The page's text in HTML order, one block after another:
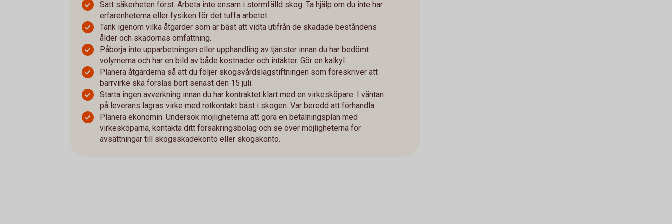
Sätt säkerheten först. Arbeta inte ensam i stormfälld skog. Ta hjälp om du inte har
erfarenheterna eller fysiken för det tuffa arbetet.
Tänk igenom vilka åtgärder som är bäst att vidta utifrån de skadade beståndens
ålder och skadornas omfattning.
Påbörja inte upparbetningen eller upphandling av tjänster innan du har bedömt
volymerna och har en bild av både kostnader och intäkter. Gör en kalkyl.
Planera åtgärderna så att du följer skogsvårdslagstiftningen som föreskriver att
barrvirke ska forslas bort senast den 15 juli.
Starta ingen avverkning innan du har kontraktet klart med en virkesköpare. I väntan
på leverans lagras virke med rotkontakt bäst i skogen. Var beredd att förhandla.
Planera ekonomin. Undersök möjligheterna att göra en betalningsplan med
virkesköparna, kontakta ditt försäkringsbolag och se över möjligheterna för
avsättningar till skogsskadekonto eller skogskonto.